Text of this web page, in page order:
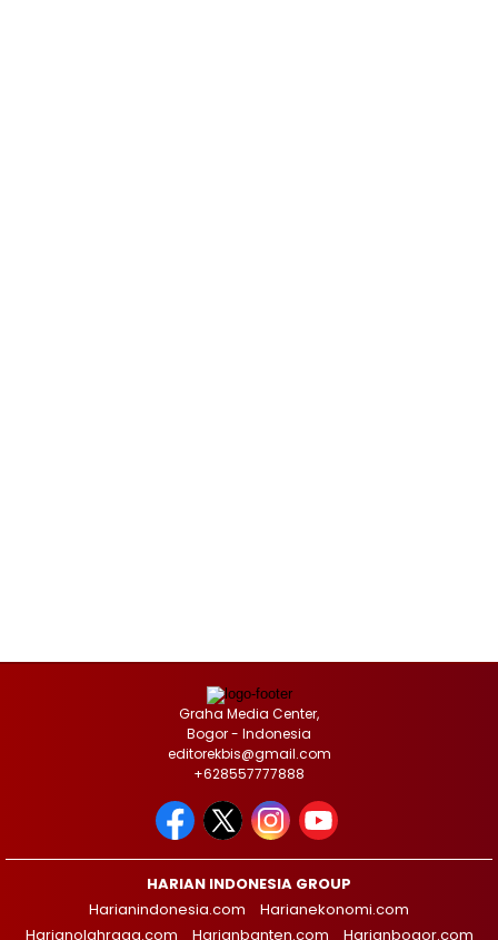
Graha Media Center,
Bogor - Indonesia
editorekbis@gmail.com
+628557777888
HARIAN INDONESIA GROUP
Harianindonesia.com
Harianekonomi.com
Harianolahraga.com
Harianbanten.com
Harianbogor.com